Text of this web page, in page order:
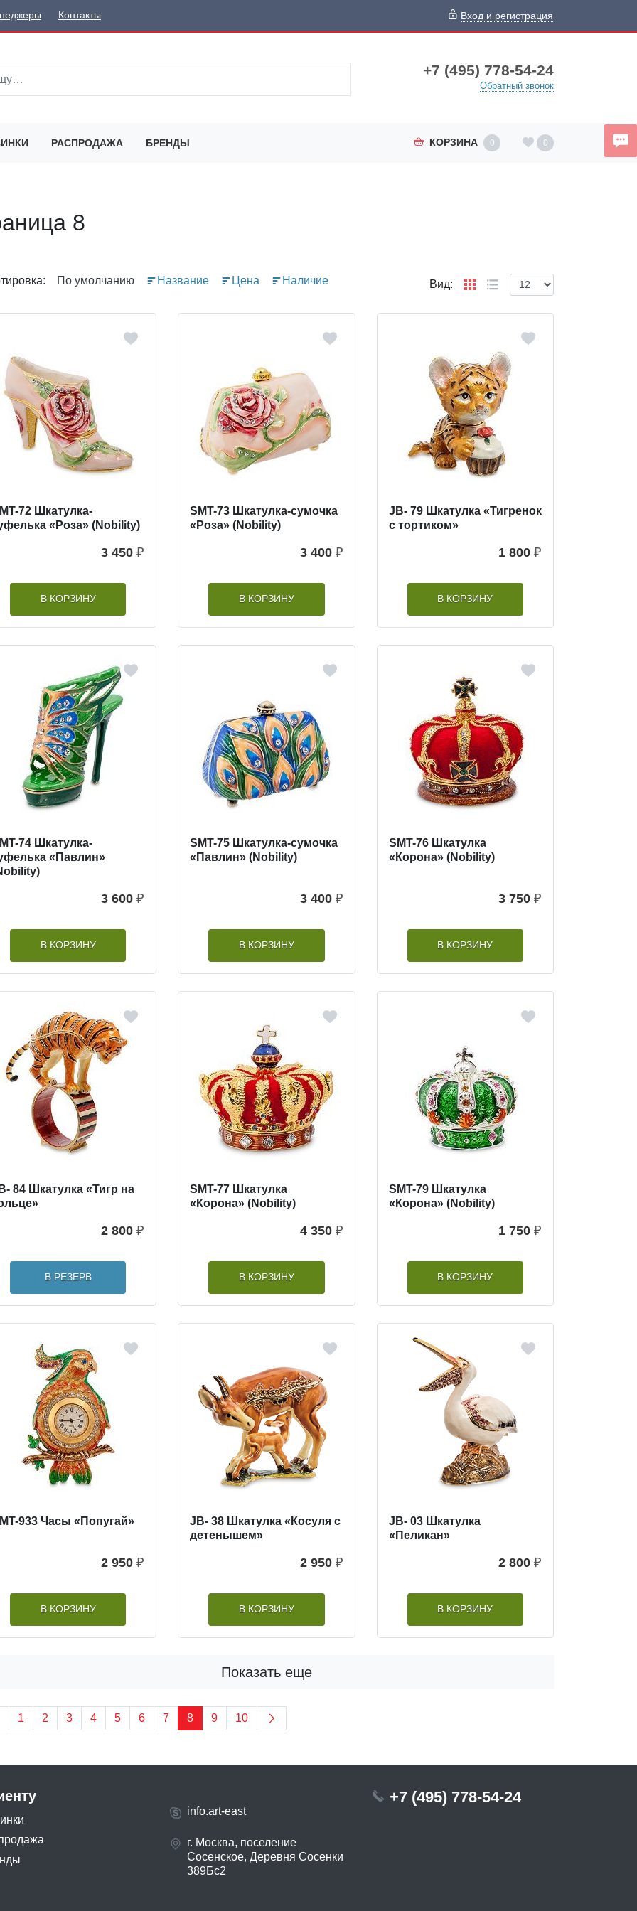
Контакты Вход и регистрация
+7 (495) 778-54-24
Обратный звонок
РАСПРОДАЖА БРЕНДЫ КОРЗИНА 0 0
8
По умолчанию Название Цена Наличие Вид:
72 Шкатулка-
«Роза» (Nobility)
3 450 ₽
В КОРЗИНУ
SMT-73 Шкатулка-сумочка
«Роза» (Nobility)
3 400 ₽
В КОРЗИНУ
JB- 79 Шкатулка «Тигренок
с тортиком»
1 800 ₽
В КОРЗИНУ
74 Шкатулка-
«Павлин»
3 600 ₽
В КОРЗИНУ
SMT-75 Шкатулка-сумочка
«Павлин» (Nobility)
3 400 ₽
В КОРЗИНУ
SMT-76 Шкатулка
«Корона» (Nobility)
3 750 ₽
В КОРЗИНУ
84 Шкатулка «Тигр на
2 800 ₽
В РЕЗЕРВ
SMT-77 Шкатулка
«Корона» (Nobility)
4 350 ₽
В КОРЗИНУ
SMT-79 Шкатулка
«Корона» (Nobility)
1 750 ₽
В КОРЗИНУ
933 Часы «Попугай»
2 950 ₽
В КОРЗИНУ
JB- 38 Шкатулка «Косуля с
детенышем»
2 950 ₽
В КОРЗИНУ
JB- 03 Шкатулка
«Пеликан»
2 800 ₽
В КОРЗИНУ
Показать еще
1 2 3 4 5 6 7 8 9 10
info.art-east
г. Москва, поселение
Сосенское, Деревня Сосенки
389Бс2
+7 (495) 778-54-24